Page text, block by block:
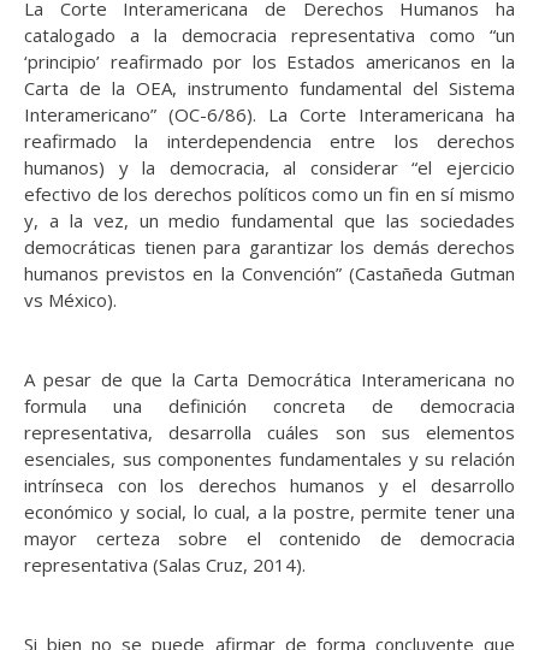
La Corte Interamericana de Derechos Humanos ha
catalogado a la democracia representativa como “un
‘principio’ reafirmado por los Estados americanos en la
Carta de la OEA, instrumento fundamental del Sistema
Interamericano” (OC-6/86). La Corte Interamericana ha
reafirmado la interdependencia entre los derechos
humanos) y la democracia, al considerar “el ejercicio
efectivo de los derechos políticos como un fin en sí mismo
y, a la vez, un medio fundamental que las sociedades
democráticas tienen para garantizar los demás derechos
humanos previstos en la Convención” (Castañeda Gutman
vs México).
A pesar de que la Carta Democrática Interamericana no
formula una definición concreta de democracia
representativa, desarrolla cuáles son sus elementos
esenciales, sus componentes fundamentales y su relación
intrínseca con los derechos humanos y el desarrollo
económico y social, lo cual, a la postre, permite tener una
mayor certeza sobre el contenido de democracia
representativa (Salas Cruz, 2014).
Si bien no se puede afirmar de forma concluyente que